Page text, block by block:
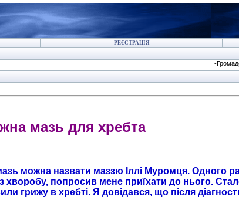
РЕЄСТРАЦІЯ
-
для хребта
можна назвати маззю Іллі Муромця. Одного
хворобу, попросив мене приїхати до нього.
грижу в хребті. Я довідався, що після